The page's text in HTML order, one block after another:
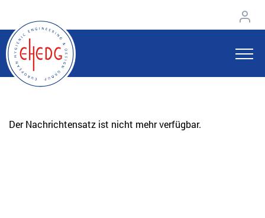
Der Nachrichtensatz ist nicht mehr verfügbar.